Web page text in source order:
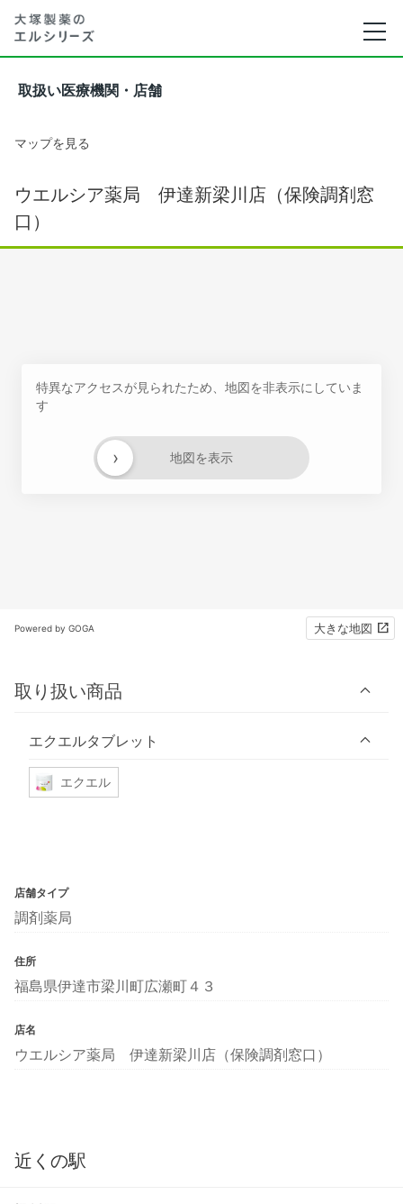
取扱い医療機関・店舗
マップを見る
ウエルシア薬局 伊達新梁川店（保険調剤窓
口）
特異なアクセスが見られたため、地図を非表示にしていま
す
地図を表示
›
Powered by GOGA 大きな地図
取り扱い商品
エクエルタブレット
エクエル
店舗タイプ
調剤薬局
住所
福島県伊達市梁川町広瀬町４３
店名
ウエルシア薬局 伊達新梁川店（保険調剤窓口）
近くの駅